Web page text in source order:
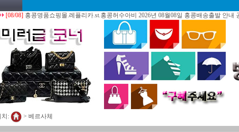
홍콩명품쇼핑몰.레플리카.st.홍콩허수아비 2026년 08월08일 홍콩배송출발 안내 공지.
치: > 베르사체